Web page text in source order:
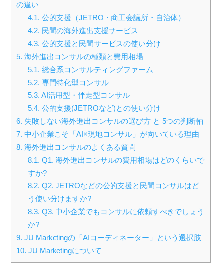
の違い
4.1. 公的支援（JETRO・商工会議所・自治体）
4.2. 民間の海外進出支援サービス
4.3. 公的支援と民間サービスの使い分け
5. 海外進出コンサルの種類と費用相場
5.1. 総合系コンサルティングファーム
5.2. 専門特化型コンサル
5.3. AI活用型・伴走型コンサル
5.4. 公的支援(JETROなど)との使い分け
6. 失敗しない海外進出コンサルの選び方 と 5つの判断軸
7. 中小企業こそ「AI×現地コンサル」が向いている理由
8. 海外進出コンサルのよくある質問
8.1. Q1. 海外進出コンサルの費用相場はどのくらいで
すか?
8.2. Q2. JETROなどの公的支援と民間コンサルはど
う使い分けますか?
8.3. Q3. 中小企業でもコンサルに依頼すべきでしょう
か?
9. JU Marketingの「AIコーディネーター」という選択肢
10. JU Marketingについて